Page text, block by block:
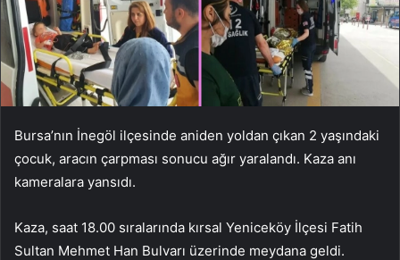
Bursa’nın İnegöl ilçesinde aniden yoldan çıkan 2 yaşındaki
çocuk, aracın çarpması sonucu ağır yaralandı. Kaza anı
kameralara yansıdı.
Kaza, saat 18.00 sıralarında kırsal Yeniceköy İlçesi Fatih
Sultan Mehmet Han Bulvarı üzerinde meydana geldi.